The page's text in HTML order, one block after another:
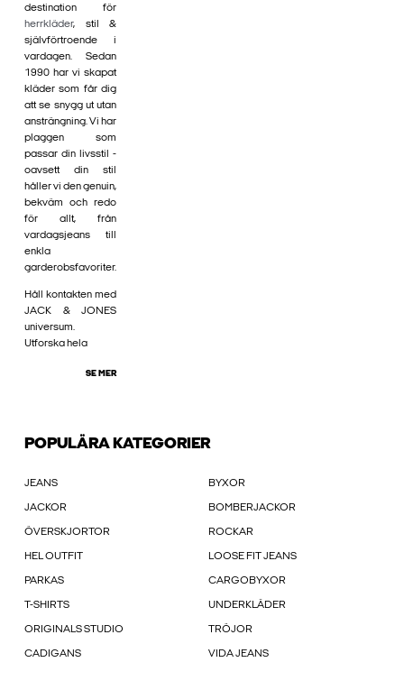
destination för
herrkläder, stil &
självförtroende i
vardagen. Sedan
1990 har vi skapat
kläder som får dig
att se snygg ut utan
ansträngning. Vi har
plaggen som
passar din livsstil -
oavsett din stil
håller vi den genuin,
bekväm och redo
för allt, från
vardagsjeans till
enkla
garderobsfavoriter.
Håll kontakten med
JACK & JONES
universum.
Utforska hela
SE MER
POPULÄRA KATEGORIER
JEANS BYXOR
JACKOR BOMBERJACKOR
ÖVERSKJORTOR ROCKAR
HEL OUTFIT LOOSE FIT JEANS
PARKAS CARGOBYXOR
T-SHIRTS UNDERKLÄDER
ORIGINALS STUDIO TRÖJOR
CADIGANS VIDA JEANS